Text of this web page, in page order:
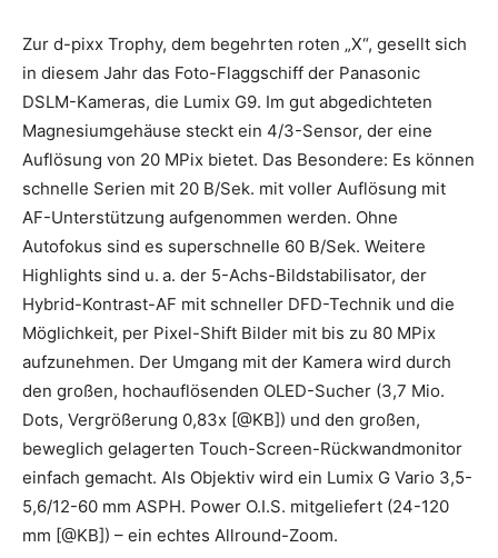
Zur d-pixx Trophy, dem begehrten roten „X“, gesellt sich
in diesem Jahr das Foto-Flaggschiff der Panasonic
DSLM-Kameras, die Lumix G9. Im gut abgedichteten
Magnesiumgehäuse steckt ein 4/3-Sensor, der eine
Auflösung von 20 MPix bietet. Das Besondere: Es können
schnelle Serien mit 20 B/Sek. mit voller Auflösung mit
AF-Unterstützung aufgenommen werden. Ohne
Autofokus sind es superschnelle 60 B/Sek. Weitere
Highlights sind u. a. der 5-Achs-Bildstabilisator, der
Hybrid-Kontrast-AF mit schneller DFD-Technik und die
Möglichkeit, per Pixel-Shift Bilder mit bis zu 80 MPix
aufzunehmen. Der Umgang mit der Kamera wird durch
den großen, hochauflösenden OLED-Sucher (3,7 Mio.
Dots, Vergrößerung 0,83x [@KB]) und den großen,
beweglich gelagerten Touch-Screen-Rückwandmonitor
einfach gemacht. Als Objektiv wird ein Lumix G Vario 3,5-
5,6/12-60 mm ASPH. Power O.I.S. mitgeliefert (24-120
mm [@KB]) – ein echtes Allround-Zoom.